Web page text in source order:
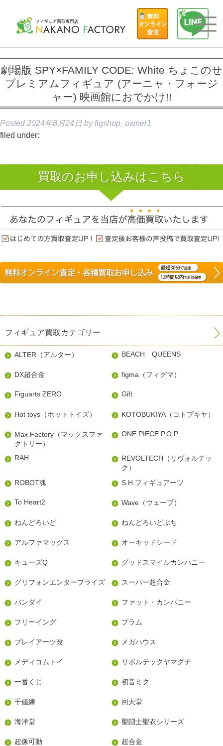
劇場版 SPY×FAMILY CODE: White ちょこのせ
プレミアムフィギュア (アーニャ・フォージ
ャー) 映画館におでかけ!!
Posted 2024年8月24日 by figshop_owner1
filed under:
買取のお申し込みはこちら
フィギュア買取カテゴリー
ALTER（アルター） BEACH QUEENS
DX超合金 figma（フィグマ）
Figuarts ZERO Gift
Hot toys（ホットトイズ） KOTOBUKIYA（コトブキヤ）
Max Factory（マックスファ
クトリー）
ONE PIECE P.O.P
RAH
REVOLTECH（リヴォルテッ
ク）
ROBOT魂
S.H.フィギュアーツ
To Heart2 Wave（ウェーブ）
ねんどろいど ねんどろいどぷち
アルファマックス オーキッドシード
キューズQ グッドスマイルカンパニー
グリフォンエンタープライズ スーパー超合金
バンダイ ファット・カンパニー
フリーイング プラム
プレイアーツ改 メガハウス
メディコムトイ リボルテックヤマグチ
一番くじ 初音ミク
千値練 回天堂
海洋堂 聖闘士聖衣シリーズ
超像可動 超合金